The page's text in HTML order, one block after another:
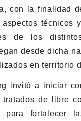
con la finalidad
técnicos
de los
desde dicha
en territorio
invitó a iniciar
de libre
para fortalecer